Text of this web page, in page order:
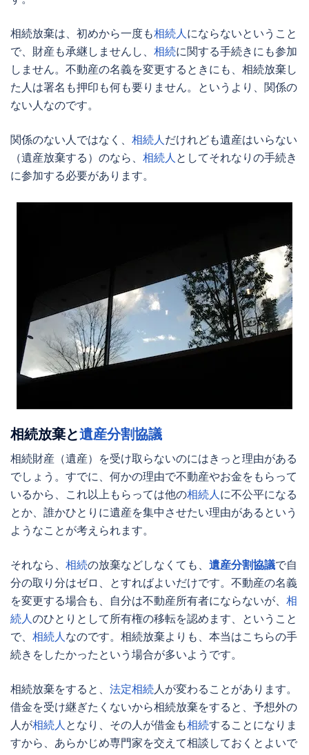
相続放棄は、初めから一度も相続人にならないということ
で、財産も承継しませんし、 相続に関する手続きにも参加
しません。不動産の名義を変更するときにも、 相続放棄し
た人は署名も押印も何も要りません。というより、関係の
ない人なのです。
関係のない人ではなく、 相続人だけれども遺産はいらない
（遺産放棄する）のなら、 相続人 としてそれなりの手続き
に参加する必要があります。
相続放棄と遺産分割協議
相続財産（遺産）を受け取らないのにはきっと理由がある
でしょう。すでに、何かの理由で不動産やお金をもらって
いるから、これ以上もらっては他の相続人に不公平になる
とか、誰かひとりに遺産を集中させたい理由があるという
ようなことが考えられます。
それなら、 相続の放棄などしなくても、 遺産分割協議で自
分の取り分はゼロ、とすればよいだけです。不動産の名義
を変更する場合も、自分は不動産所有者にならないが、 相
続人のひとりとして所有権の移転を認めます、ということ
で、 相続人なのです。 相続放棄よりも、本当はこちらの手
続きをしたかったという場合が多いようです。
相続放棄をすると、 法定相続人が変わることがあります。
借金を受け継ぎたくないから相続放棄をすると、予想外の
人が相続人 となり、その人が借金も相続することになりま
すから、あらかじめ専門家を交えて相談しておくとよいで